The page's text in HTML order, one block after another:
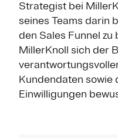
Strategist bei
seines Teams darin
den Sales Funnel
MillerKnoll sich der
Kundendaten sowie
Einwilligungen